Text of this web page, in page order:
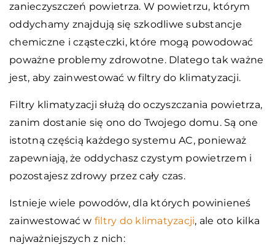
zanieczyszczeń powietrza. W powietrzu, którym
oddychamy znajdują się szkodliwe substancje
chemiczne i cząsteczki, które mogą powodować
poważne problemy zdrowotne. Dlatego tak ważne
jest, aby zainwestować w filtry do klimatyzacji.
Filtry klimatyzacji służą do oczyszczania powietrza,
zanim dostanie się ono do Twojego domu. Są one
istotną częścią każdego systemu AC, ponieważ
zapewniają, że oddychasz czystym powietrzem i
pozostajesz zdrowy przez cały czas.
Istnieje wiele powodów, dla których powinieneś
zainwestować w filtry do klimatyzacji, ale oto kilka
najważniejszych z nich: